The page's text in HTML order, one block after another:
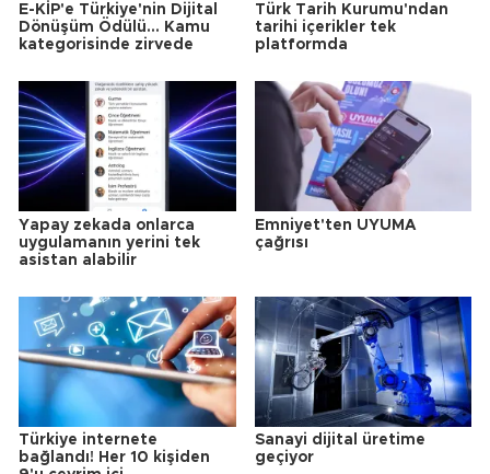
E-KİP'e Türkiye'nin Dijital
Dönüşüm Ödülü... Kamu
kategorisinde zirvede
Türk Tarih Kurumu'ndan
tarihi içerikler tek
platformda
Yapay zekada onlarca
uygulamanın yerini tek
asistan alabilir
Emniyet'ten UYUMA
çağrısı
Türkiye internete
bağlandı! Her 10 kişiden
Sanayi dijital üretime
geçiyor